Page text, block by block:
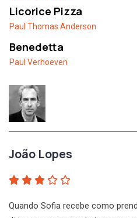
Licorice Pizza
Paul Thomas Anderson
Benedetta
Paul Verhoeven
João Lopes
Quando Sofia recebe como